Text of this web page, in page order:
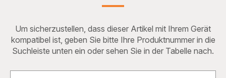
Um sicherzustellen, dass dieser Artikel mit Ihrem Gerät
kompatibel ist, geben Sie bitte Ihre Produktnummer in die
Suchleiste unten ein oder sehen Sie in der Tabelle nach.